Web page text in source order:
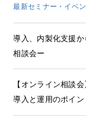
最新セミナー・イベン
導入、内製化支援
相談会ー
【オンライン相談
導入と運用のポイ